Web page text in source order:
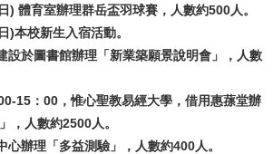
) 體育室辦理群岳盃羽球賽，人數約500人。
)本校新生入宿活動。
設於圖書館辦理「新業築願景說明會」，人數
15：00，惟心聖教易經大學，借用惠蓀堂辦
，人數約2500人。
辦理「多益測驗」，人數約400人。